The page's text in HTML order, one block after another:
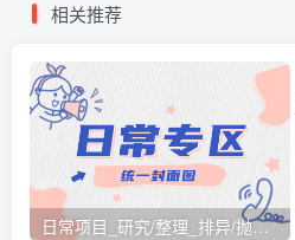
相关推荐
日常项目_研究/整理_排异/抛弃汇总[26.3.15-3.21整理]